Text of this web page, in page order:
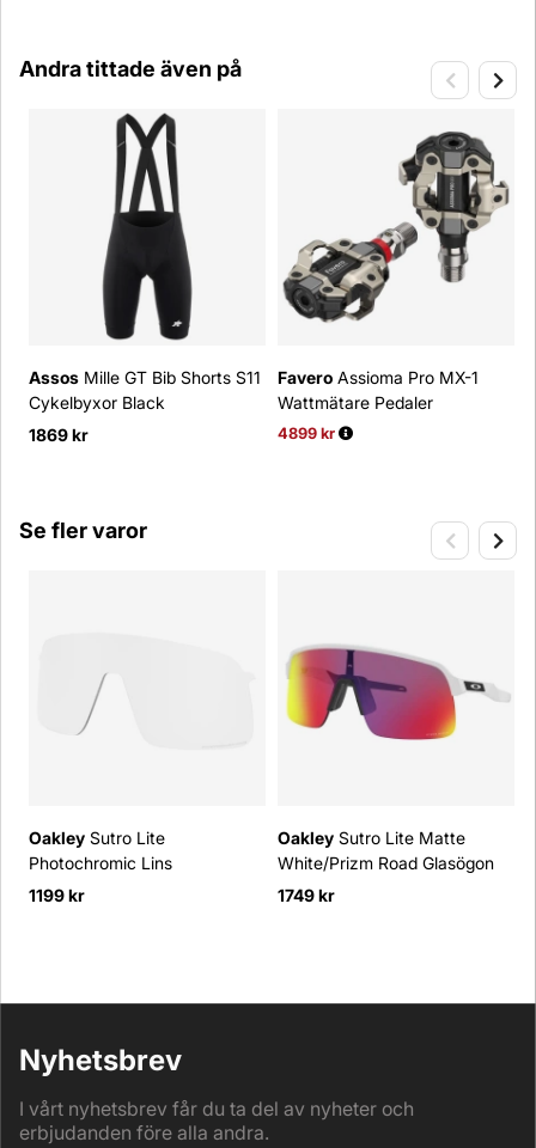
Andra tittade även på
Assos Mille GT Bib Shorts S11
Cykelbyxor Black
1869 kr
Favero Assioma Pro MX-1
Wattmätare Pedaler
4899 kr
Ordinarie pris:
Se fler varor
Oakley Sutro Lite
Photochromic Lins
1199 kr
Oakley Sutro Lite Matte
White/Prizm Road Glasögon
1749 kr
Nyhetsbrev
I vårt nyhetsbrev får du ta del av nyheter och
erbjudanden före alla andra.